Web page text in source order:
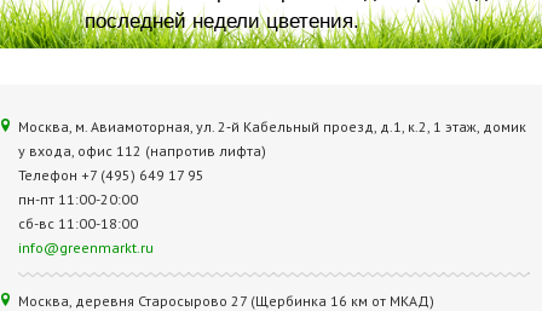
последней недели цветения.
Москва, м. Авиамоторная, ул. 2‑й Кабельный проезд, д.1, к.2, 1 этаж, домик
у входа, офис 112 (напротив лифта)
Телефон +7 (495) 649 17 95
пн-пт 11:00-20:00
сб-вс 11:00-18:00
info@greenmarkt.ru
Москва, деревня Старосырово 27 (Щербинка 16 км от МКАД)